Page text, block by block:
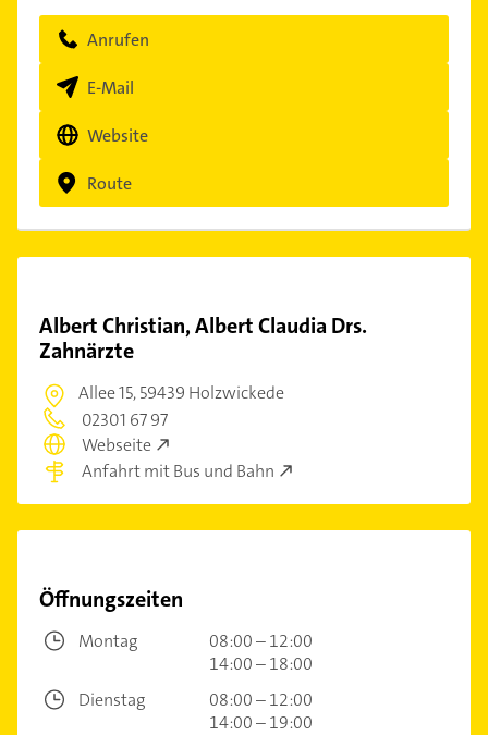
Anrufen
E-Mail
Website
Route
Albert Christian, Albert Claudia Drs.
Zahnärzte
Allee 15,59439 Holzwickede
02301 67 97
Webseite
Anfahrt mit Bus und Bahn
Öffnungszeiten
Montag
08:00 – 12:00
14:00 – 18:00
Dienstag
08:00 – 12:00
14:00 – 19:00